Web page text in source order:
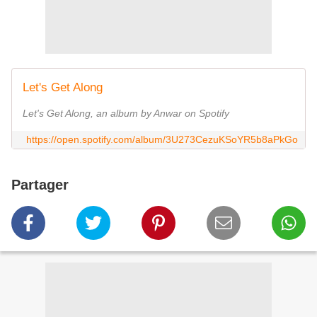
Let's Get Along
Let's Get Along, an album by Anwar on Spotify
https://open.spotify.com/album/3U273CezuKSoYR5b8aPkGo
Partager